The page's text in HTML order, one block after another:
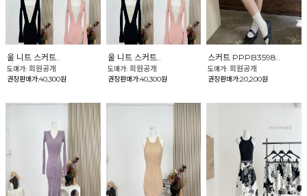
울 니트 스커트..
도매가: 회원공개
권장판매가:40,300원
울 니트 스커트..
도매가: 회원공개
권장판매가:40,300원
스커트 PPPB3598..
도매가:회원공개
권장판매가:20,200원